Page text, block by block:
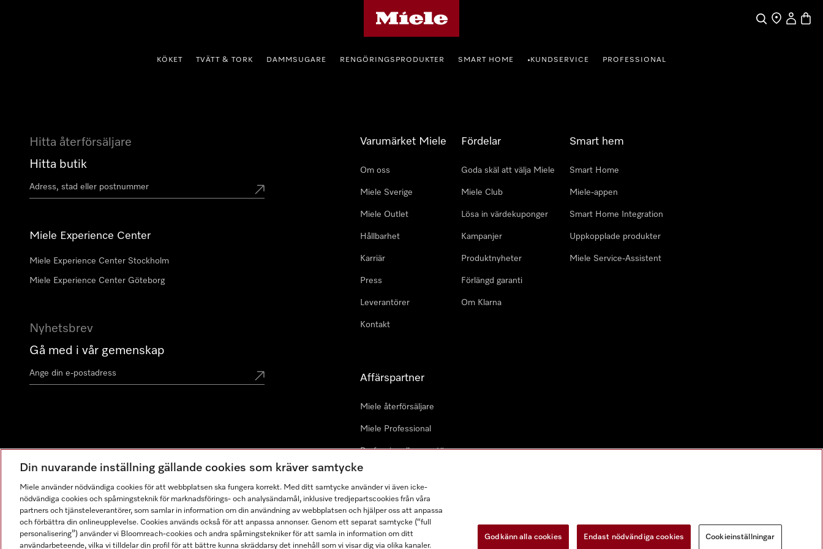
Sök
Hitta Butik
Mitt konto
KÖKET TVÄTT & TORK DAMMSUGARE RENGÖRINGSPRODUKTER SMART HOME •KUNDSERVICE PROFESSIONAL
Hitta återförsäljare
Hitta butik
Miele Experience Center
Miele Experience Center Stockholm
Miele Experience Center Göteborg
Nyhetsbrev
Gå med i vår gemenskap
Varumärket Miele
Om oss
Miele Sverige
Miele Outlet
Hållbarhet
Karriär
Press
Leverantörer
Kontakt
Fördelar
Goda skäl att välja Miele
Miele Club
Lösa in värdekuponger
Kampanjer
Produktnyheter
Förlängd garanti
Om Klarna
Smart hem
Smart Home
Miele-appen
Smart Home Integration
Uppkopplade produkter
Miele Service-Assistent
Affärspartner
Miele återförsäljare
Miele Professional
Professionell reparatör
Miele Marine
Arkitekter & Planerare
Din nuvarande inställning gällande cookies som kräver samtycke
Miele använder nödvändiga cookies för att webbplatsen ska fungera korrekt. Med ditt samtycke använder vi även icke-
nödvändiga cookies och spårningsteknik för marknadsförings- och analysändamål, inklusive tredjepartscookies från våra
partners och tjänsteleverantörer, som samlar in information om din användning av webbplatsen och hjälper oss att anpassa
och förbättra din onlineupplevelse. Cookies används också för att anpassa annonser. Genom ett separat samtycke (“full
personalisering”) använder vi Bloomreach-cookies och andra spårningstekniker för att samla in information om ditt
användarbeteende, vilka vi tilldelar din profil för att bättre kunna skräddarsy det innehåll som vi visar dig via olika kanaler.
Godkänn alla cookies Endast nödvändiga cookies Cookieinställningar